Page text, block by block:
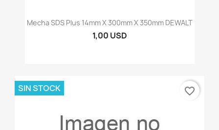
Mecha SDS Plus 14mm X 300mm X 350mm DEWALT
1,00 USD
SIN STOCK favorite_border